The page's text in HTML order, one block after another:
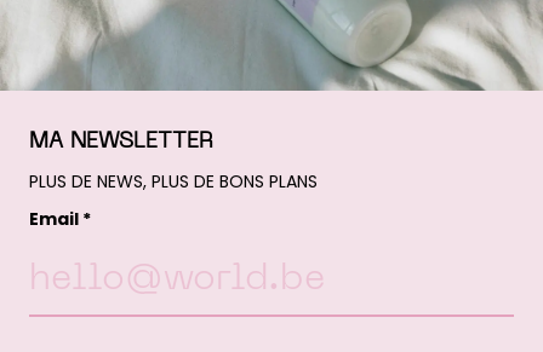
MA NEWSLETTER
PLUS DE NEWS, PLUS DE BONS PLANS
Email *